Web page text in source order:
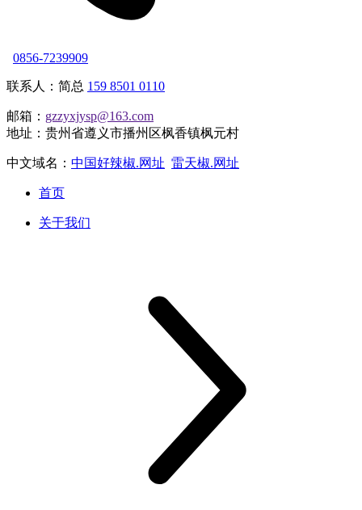
0856-7239909
联系人：简总 159 8501 0110
邮箱： gzzyxjysp@163.com
地址：贵州省遵义市播州区枫香镇枫元村
中文域名： 中国好辣椒.网址 雷天椒.网址
首页
关于我们